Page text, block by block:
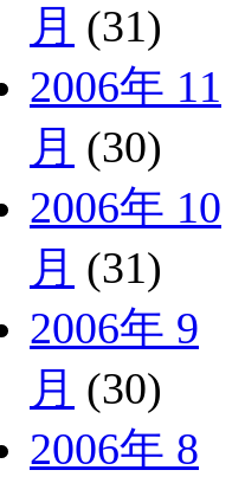
月 (31)
2006年 11
月 (30)
2006年 10
月 (31)
2006年 9
月 (30)
2006年 8